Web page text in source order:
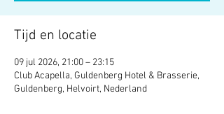
Tijd en locatie
09 jul 2026, 21:00 – 23:15
Club Acapella, Guldenberg Hotel & Brasserie,
Guldenberg, Helvoirt, Nederland